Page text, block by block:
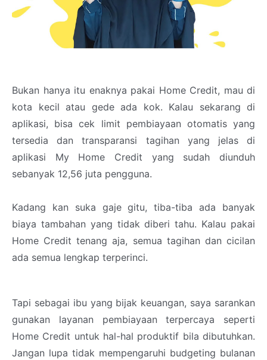
Bukan hanya itu enaknya pakai Home Credit, mau di
kota kecil atau gede ada kok. Kalau sekarang di
aplikasi, bisa cek limit pembiayaan otomatis yang
tersedia dan transparansi tagihan yang jelas di
aplikasi My Home Credit yang sudah diunduh
sebanyak 12,56 juta pengguna.
Kadang kan suka gaje gitu, tiba-tiba ada banyak
biaya tambahan yang tidak diberi tahu. Kalau pakai
Home Credit tenang aja, semua tagihan dan cicilan
ada semua lengkap terperinci.
Tapi sebagai ibu yang bijak keuangan, saya sarankan
gunakan layanan pembiayaan terpercaya seperti
Home Credit untuk hal-hal produktif bila dibutuhkan.
Jangan lupa tidak mempengaruhi budgeting bulanan